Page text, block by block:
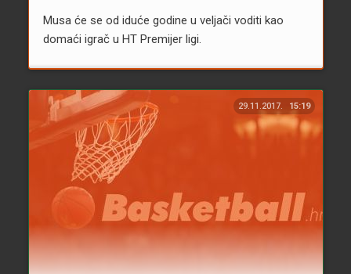
Musa će se od iduće godine u veljači voditi kao
domaći igrač u HT Premijer ligi.
29.11.2017. 15:19